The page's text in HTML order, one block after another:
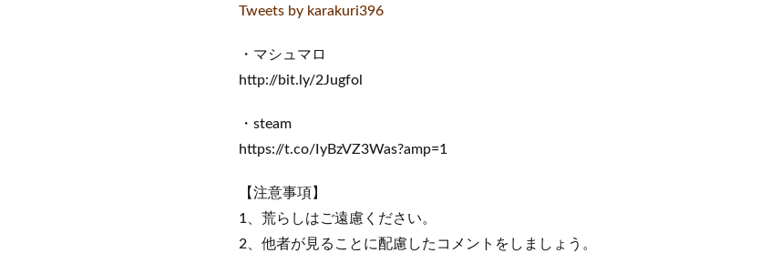
Tweets by karakuri396
・マシュマロ
http://bit.ly/2Jugfol
・steam
https://t.co/IyBzVZ3Was?amp=1
【注意事項】
1、荒らしはご遠慮ください。
2、他者が見ることに配慮したコメントをしましょう。